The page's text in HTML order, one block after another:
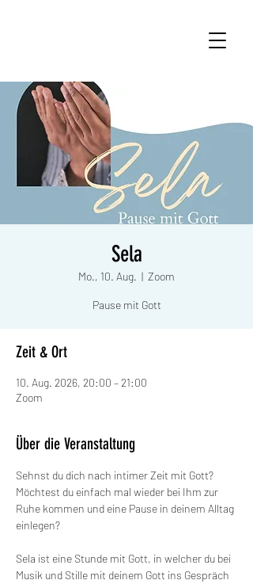
Sela
Mo., 10. Aug.
  |
Zoom
Pause mit Gott
Zeit & Ort
10. Aug. 2026, 20:00 – 21:00
Zoom
Über die Veranstaltung
Sehnst du dich nach intimer Zeit mit Gott?
Möchtest du einfach mal wieder bei Ihm zur
Ruhe kommen und eine Pause in deinem Alltag
einlegen?
Sela ist eine Stunde mit Gott, in welcher du bei
Musik und Stille mit deinem Gott ins Gespräch